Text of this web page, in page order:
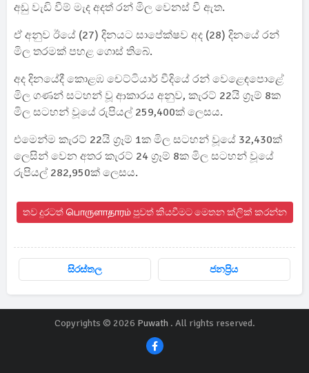
අඩු වැඩි වීම් මැද අදත් රන් මිල වෙනස් වී ඇත.
ඒ අනුව ඊයේ (27) දිනයට සාපේක්ෂව අද (28) දිනයේ රන්
මිල තරමක් පහළ ගොස් තිබේ.
අද දිනයේදී කොළඹ චෙට්ටියාර් වීදියේ රන් වෙළෙඳපොළේ
මිල ගණන් සටහන් වූ ආකාරය අනුව, කැරට් 22යි ග්‍රෑම් 8ක
මිල සටහන් වූයේ රුපියල් 259,400ක් ලෙසය.
එමෙන්ම කැරට් 22යි ග්‍රෑම් 1ක මිල සටහන් වූයේ 32,430ක්
ලෙසින් වෙන අතර කැරට් 24 ග්‍රෑම් 8ක මිල සටහන් වූයේ
රුපියල් 282,950ක් ලෙසය.
තව දුරටත් பொருளாதாரம் පුවත් කියවීමට මෙතන ක්ලික් කරන්න
සිරස්තල ජනප්‍රිය
Copyrights © 2026 Puwath. All rights reserved.